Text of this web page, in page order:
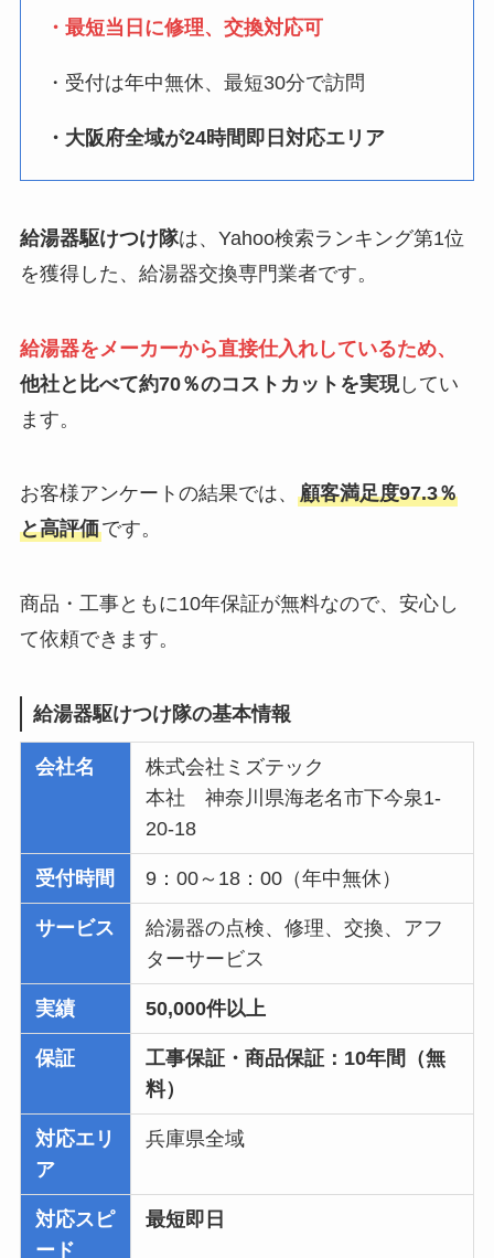
・最短当日に修理、交換対応可
・受付は年中無休、最短30分で訪問
・大阪府全域が24時間即日対応エリア
給湯器駆けつけ隊は、Yahoo検索ランキング第1位
を獲得した、給湯器交換専門業者です。
給湯器をメーカーから直接仕入れしているため、
他社と比べて約70％のコストカットを実現してい
ます。
お客様アンケートの結果では、 顧客満足度97.3％
と高評価です。
商品・工事ともに10年保証が無料なので、安心し
て依頼できます。
給湯器駆けつけ隊の基本情報
会社名
株式会社ミズテック
本社 神奈川県海老名市下今泉1-
20-18
受付時間 9：00～18：00（年中無休）
サービス
給湯器の点検、修理、交換、アフ
ターサービス
実績 50,000件以上
保証
工事保証・商品保証：10年間（無
料）
対応エリ
ア
兵庫県全域
対応スピ
ード
最短即日